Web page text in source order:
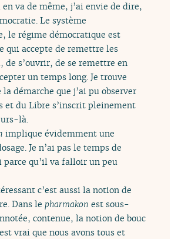
va de même, j’ai envie de dire,
Le système
le régime démocratique est
qui accepte de remettre les
de s’ouvrir, de se remettre en
un temps long. Je trouve
démarche que j’ai pu observer
et du Libre s’inscrit pleinement
là.
implique évidemment une
Je n’ai pas le temps de
parce qu’il va falloir un peu
c’est aussi la notion de
Dans le pharmakon est sous-
contenue, la notion de bouc
vrai que nous avons tous et